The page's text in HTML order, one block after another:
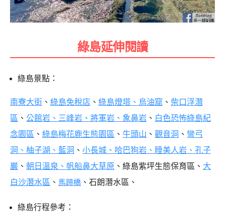
綠島延伸閱讀
綠島景點：
南寮大街 、 綠島免稅店 、 綠島燈塔、烏油窟 、 柴口浮潛
區 、 公館岩、三峰岩、將軍岩、象鼻岩 、 白色恐怖綠島紀
念園區 、 綠島梅花鹿生態園區 、 牛頭山 、 觀音洞 、 彎弓
洞、柚子湖、藍洞 、 小長城、哈巴狗岩、睡美人岩、孔子
巖 、 朝日溫泉、帆船鼻大草原 、綠島紫坪生態保育區、 大
白沙潛水區 、 馬蹄橋 、石朗潛水區、
綠島行程參考：